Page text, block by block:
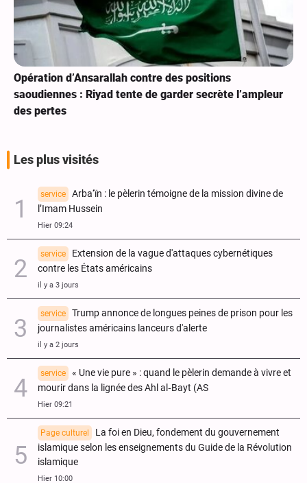
Opération d’Ansarallah contre des positions
saoudiennes : Riyad tente de garder secrète l’ampleur
des pertes
Les plus visités
service
Arba‘ïn : le pèlerin témoigne de la mission divine de
l’Imam Hussein
Hier 09:24
service
Extension de la vague d'attaques cybernétiques
contre les États américains
il y a 3 jours
service
Trump annonce de longues peines de prison pour les
journalistes américains lanceurs d'alerte
il y a 2 jours
service
« Une vie pure » : quand le pèlerin demande à vivre et
mourir dans la lignée des Ahl al‑Bayt (AS
Hier 09:21
Page culturel
La foi en Dieu, fondement du gouvernement
islamique selon les enseignements du Guide de la Révolution
islamique
Hier 10:00